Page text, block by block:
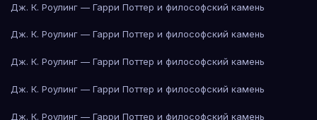
Дж. К. Роулинг — Гарри Поттер и философский камень
Дж. К. Роулинг — Гарри Поттер и философский камень
Дж. К. Роулинг — Гарри Поттер и философский камень
Дж. К. Роулинг — Гарри Поттер и философский камень
Дж. К. Роулинг — Гарри Поттер и философский камень